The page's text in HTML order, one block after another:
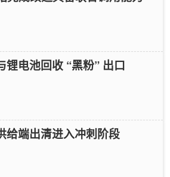
锂电池回收 “黑粉” 出口
给端出清进入冲刺阶段